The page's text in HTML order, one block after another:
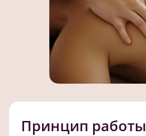
Принцип работы